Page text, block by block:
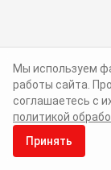
Мы используем
работы сайта.
соглашаетесь с
политикой
Принять